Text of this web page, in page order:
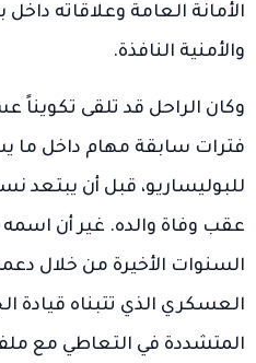
الأمانة العامة وعلاقاته
والأمنية النافذة.
وكان الراحل قد تلقى تكويناً
فترات سابقة مهام داخل ما
للبوليساريو، قبل أن يبتعد
عقب وفاة والده. غير أن اسمه
السنوات الأخيرة من خلال
العسكري الذي تتبناه قيادة
المتشددة في التعاطي مع